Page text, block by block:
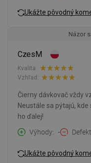
Ukážte pôvodný
Názor
CzesM
Kvalita:
Vzhľad:
Čierny dávkovač vždy
Neustále sa pýtajú,
ho ďalej!
Výhody
-
Ukážte pôvodný